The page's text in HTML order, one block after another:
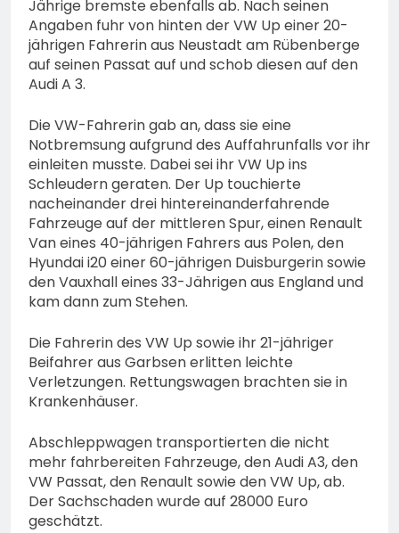
Jährige bremste ebenfalls ab. Nach seinen
Angaben fuhr von hinten der VW Up einer 20-
jährigen Fahrerin aus Neustadt am Rübenberge
auf seinen Passat auf und schob diesen auf den
Audi A 3.
Die VW-Fahrerin gab an, dass sie eine
Notbremsung aufgrund des Auffahrunfalls vor ihr
einleiten musste. Dabei sei ihr VW Up ins
Schleudern geraten. Der Up touchierte
nacheinander drei hintereinanderfahrende
Fahrzeuge auf der mittleren Spur, einen Renault
Van eines 40-jährigen Fahrers aus Polen, den
Hyundai i20 einer 60-jährigen Duisburgerin sowie
den Vauxhall eines 33-Jährigen aus England und
kam dann zum Stehen.
Die Fahrerin des VW Up sowie ihr 21-jähriger
Beifahrer aus Garbsen erlitten leichte
Verletzungen. Rettungswagen brachten sie in
Krankenhäuser.
Abschleppwagen transportierten die nicht
mehr fahrbereiten Fahrzeuge, den Audi A3, den
VW Passat, den Renault sowie den VW Up, ab.
Der Sachschaden wurde auf 28000 Euro
geschätzt.